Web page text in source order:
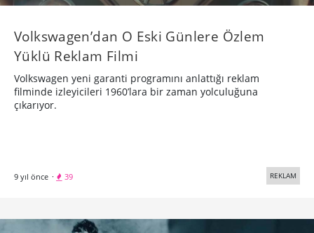
Volkswagen’dan O Eski Günlere Özlem
Yüklü Reklam Filmi
Volkswagen yeni garanti programını anlattığı reklam
filminde izleyicileri 1960’lara bir zaman yolculuğuna
çıkarıyor.
9 yıl önce · 39 REKLAM